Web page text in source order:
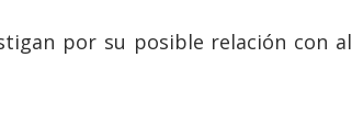
por su posible relación con al